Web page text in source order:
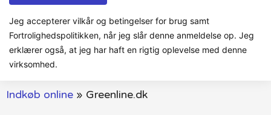
Jeg accepterer vilkår og betingelser for brug samt
Fortrolighedspolitikken, når jeg slår denne anmeldelse op. Jeg
erklærer også, at jeg har haft en rigtig oplevelse med denne
virksomhed.
Indkøb online » Greenline.dk